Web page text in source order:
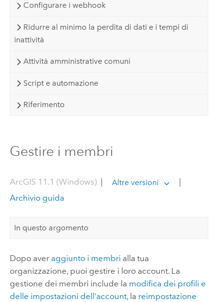
Configurare i webhook
Ridurre al minimo la perdita di dati e i tempi di
inattività
Attività amministrative comuni
Script e automazione
Riferimento
Gestire i membri
ArcGIS 11.1 (Windows)| Altre versioni
Archivio guida
In questo argomento
Dopo aver aggiunto i membri alla tua
organizzazione, puoi gestire i loro account. La
gestione dei membri include la modifica dei profili e
delle impostazioni dell'account, la reimpostazione